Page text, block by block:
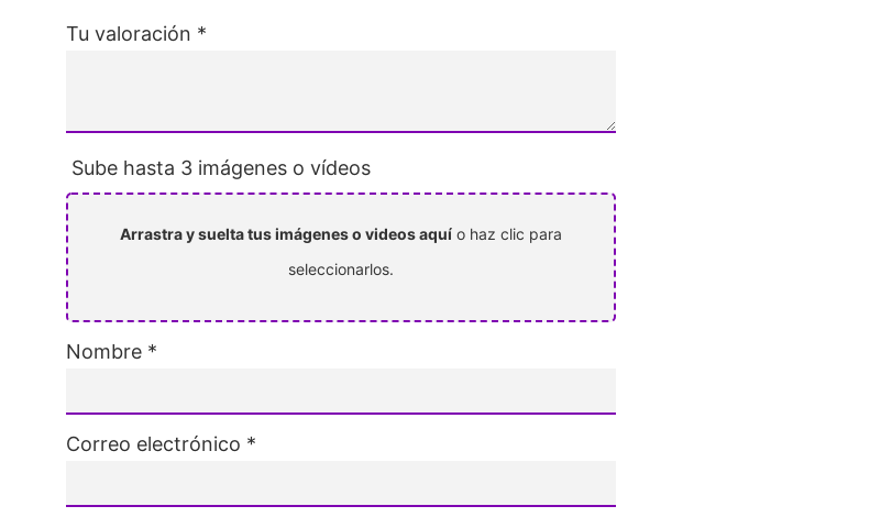
Tu valoración *
Sube hasta 3 imágenes o vídeos
Arrastra y suelta tus imágenes o videos aquí o haz clic para
seleccionarlos.
Nombre *
Correo electrónico *